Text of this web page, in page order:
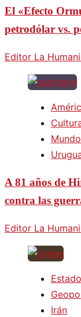
El «Efecto
petrodólar vs.
Editor La
Mundo
A 81 años de
contra las
Editor La
Irán